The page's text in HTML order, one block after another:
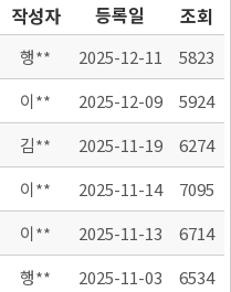
작성자 등록일 조회
행** 2025-12-11
5823
이** 2025-12-09
5924
김** 2025-11-19
6274
이** 2025-11-14
7095
이** 2025-11-13
6714
행** 2025-11-03
6534